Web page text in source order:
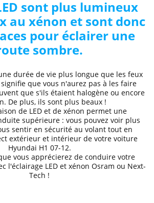
sont plus lumineux
au xénon et sont donc
pour éclairer une
sombre.
durée de vie plus longue que les feux
que vous n'aurez pas à les faire
que s'ils étaient halogène ou encore
De plus, ils sont plus beaux !
de LED et de xénon permet une
supérieure: vous pouvez voir plus
sentir en sécurité au volant tout en
extérieur et intérieur de votre voiture
Hyundai H1 07-12.
vous apprécierez de conduirevotre
l'éclairage LED et xénon Osram ou Next-
Tech !